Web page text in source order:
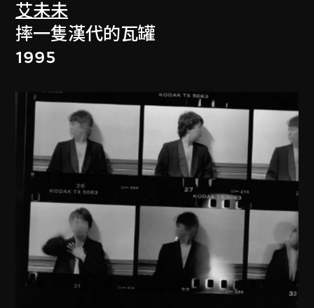
艾未未
摔一隻漢代的瓦罐
1995